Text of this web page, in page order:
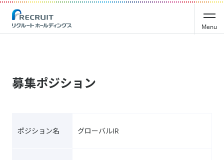
Menu
募集ポジション
ポジション名 グローバルIR